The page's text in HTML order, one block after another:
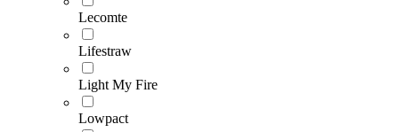
Lecomte
Lifestraw
Light My Fire
Lowpact